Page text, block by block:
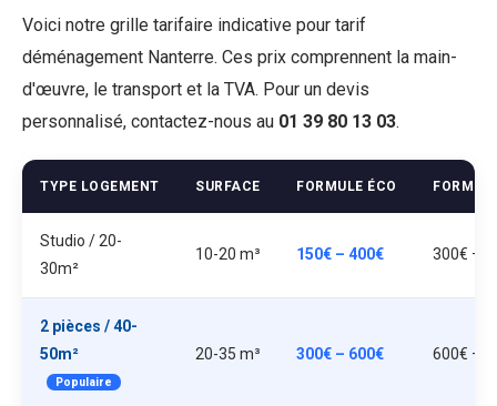
Voici notre grille tarifaire indicative pour tarif
déménagement Nanterre. Ces prix comprennent la main-
d'œuvre, le transport et la TVA. Pour un devis
personnalisé, contactez-nous au 01 39 80 13 03.
TYPE LOGEMENT SURFACE FORMULE ÉCO
Studio / 20-
30m²
10-20 m³ 150€ – 400€ 300€ –
2 pièces / 40-
50m²
Populaire
20-35 m³ 300€ – 600€ 600€ – 1